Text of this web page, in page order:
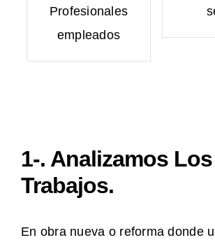
Profesionales
empleados
1-. Analizamos Los
Trabajos.
En obra nueva o reforma donde